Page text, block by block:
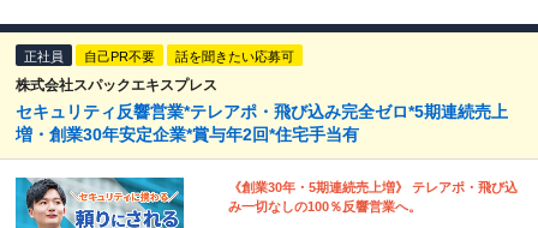
正社員 自己PR不要 話を聞きたい応募可
株式会社スパックエキスプレス
セキュリティ反響営業*テレアポ・飛び込み完全ゼロ*5期連続売上
増・創業30年安定企業*賞与年2回*住宅手当有
《創業30年・5期連続売上増》 テレアポ・飛び込
み一切なしの100％反響営業へ。